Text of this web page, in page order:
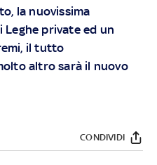
la nuovissima
private ed un
il tutto
altro sarà il nuovo
CONDIVIDI